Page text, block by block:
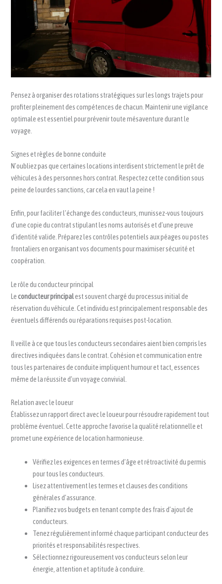
Pensez à organiser des rotations stratégiques sur les longs trajets pour
profiter pleinement des compétences de chacun. Maintenir une vigilance
optimale est essentiel pour prévenir toute mésaventure durant le
voyage.
Signes et règles de bonne conduite
N’oubliez pas que certaines locations interdisent strictement le prêt de
véhicules à des personnes hors contrat. Respectez cette condition sous
peine de lourdes sanctions, car cela en vaut la peine !
Enfin, pour faciliter l’échange des conducteurs, munissez-vous toujours
d’une copie du contrat stipulant les noms autorisés et d’une preuve
d’identité valide. Préparez les contrôles potentiels aux péages ou postes
frontaliers en organisant vos documents pour maximiser sécurité et
coopération.
Le rôle du conducteur principal
Leconducteur principalest souvent chargé du processus initial de
réservation du véhicule. Cet individu est principalement responsable des
éventuels différends ou réparations requises post-location.
Il veille à ce que tous les conducteurs secondaires aient bien compris les
directives indiquées dans le contrat. Cohésion et communication entre
tous les partenaires de conduite impliquent humour et tact, essences
même de la réussite d’un voyage convivial.
Relation avec le loueur
Établissez un rapport direct avec le loueur pour résoudre rapidement tout
problème éventuel. Cette approche favorise la qualité relationnelle et
promet une expérience de location harmonieuse.
Vérifiez les exigences en termes d’âge et rétroactivité du permis
pour tous les conducteurs.
Lisez attentivement les termes et clauses des conditions
générales d’assurance.
Planifiez vos budgets en tenant compte des frais d’ajout de
conducteurs.
Tenez régulièrement informé chaque participant conducteur des
priorités et responsabilités respectives.
Sélectionnez rigoureusement vos conducteurs selon leur
énergie, attention et aptitude à conduire.